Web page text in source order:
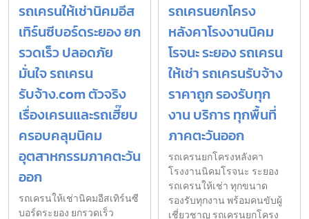
รถเครนให้เช่านิคมอีส
เทิร์นซีบอร์ดระยอง ยก
รวดเร็ว ปลอดภัย
มั่นใจ รถเครน
รับจ้าง.com ตัวจริง
เรื่องเครนและรถเฮี๊ยบ
ครอบคลุมนิคม
อุตสาหกรรมภาคตะวัน
ออก
รถเครนให้เช่านิคมอีสเทิร์นซี
บอร์ดระยอง ยกรวดเร็ว
รถเครนยกโครง
หลังคาโรงงานนิคม
โรจนะ ระยอง รถเครน
ให้เช่า รถเครนรับจ้าง
ราคาถูก รองรับทุก
งาน บริการ ทุกพื้นที่
ภาคตะวันออก
รถเครนยกโครงหลังคา
โรงงานนิคมโรจนะ ระยอง
รถเครนให้เช่า ทุกขนาด
รองรับทุกงาน พร้อมคนขับผู้
เชี่ยวชาญ รถเครนยกโครง